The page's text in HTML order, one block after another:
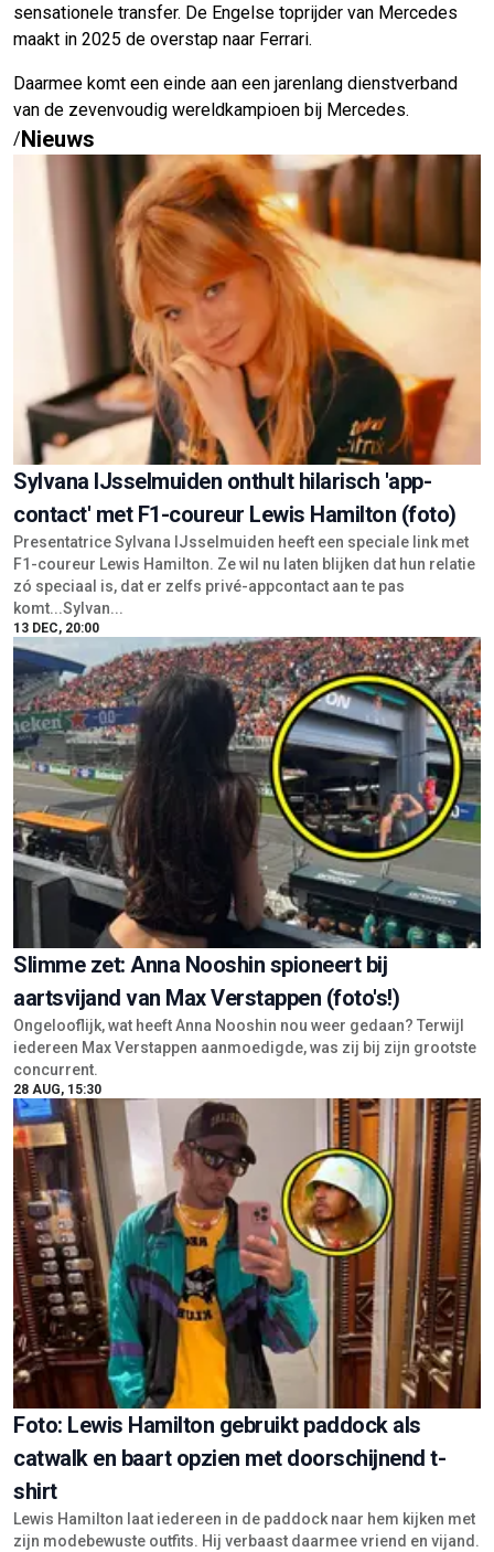
sensationele transfer. De Engelse toprijder van Mercedes
maakt in 2025 de overstap naar Ferrari.
Daarmee komt een einde aan een jarenlang dienstverband
van de zevenvoudig wereldkampioen bij Mercedes.
/Nieuws
Sylvana IJsselmuiden onthult hilarisch 'app-
contact' met F1-coureur Lewis Hamilton (foto)
Presentatrice Sylvana IJsselmuiden heeft een speciale link met
F1-coureur Lewis Hamilton. Ze wil nu laten blijken dat hun relatie
zó speciaal is, dat er zelfs privé-appcontact aan te pas
komt...Sylvan...
13 DEC, 20:00
Slimme zet: Anna Nooshin spioneert bij
aartsvijand van Max Verstappen (foto's!)
Ongelooflijk, wat heeft Anna Nooshin nou weer gedaan? Terwijl
iedereen Max Verstappen aanmoedigde, was zij bij zijn grootste
concurrent.
28 AUG, 15:30
Foto: Lewis Hamilton gebruikt paddock als
catwalk en baart opzien met doorschijnend t-
shirt
Lewis Hamilton laat iedereen in de paddock naar hem kijken met
zijn modebewuste outfits. Hij verbaast daarmee vriend en vijand.